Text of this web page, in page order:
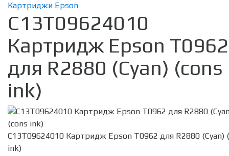
Картриджи Epson
C13T09624010
Картридж Epson T0962
для R2880 (Cyan) (cons
ink)
C13T09624010 Картридж Epson T0962 для R2880 (Cyan)
ink)